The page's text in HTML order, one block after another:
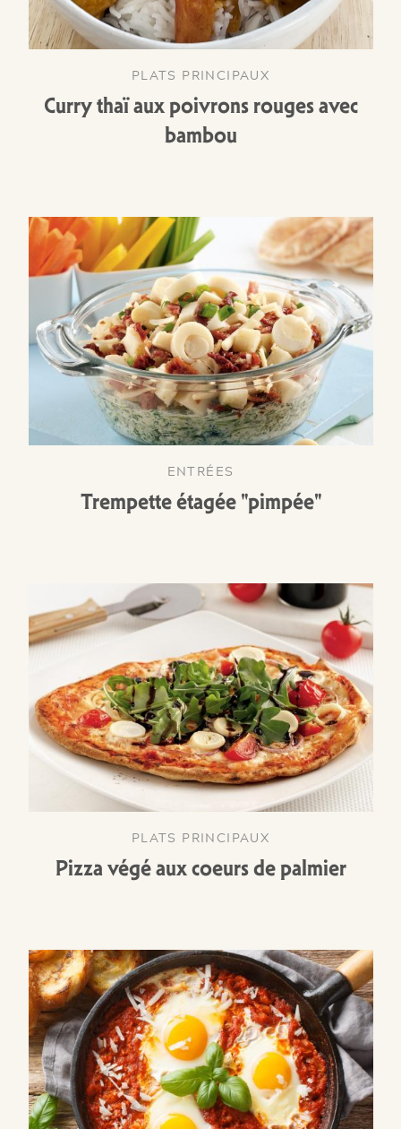
PLATS PRINCIPAUX
Curry thaï aux poivrons rouges avec
bambou
ENTRÉES
Trempette étagée "pimpée"
PLATS PRINCIPAUX
Pizza végé aux coeurs de palmier